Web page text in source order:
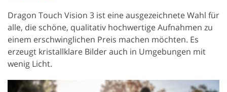
Dragon Touch Vision 3 ist eine ausgezeichnete Wahl für
alle, die schöne, qualitativ hochwertige Aufnahmen zu
einem erschwinglichen Preis machen möchten. Es
erzeugt kristallklare Bilder auch in Umgebungen mit
wenig Licht.